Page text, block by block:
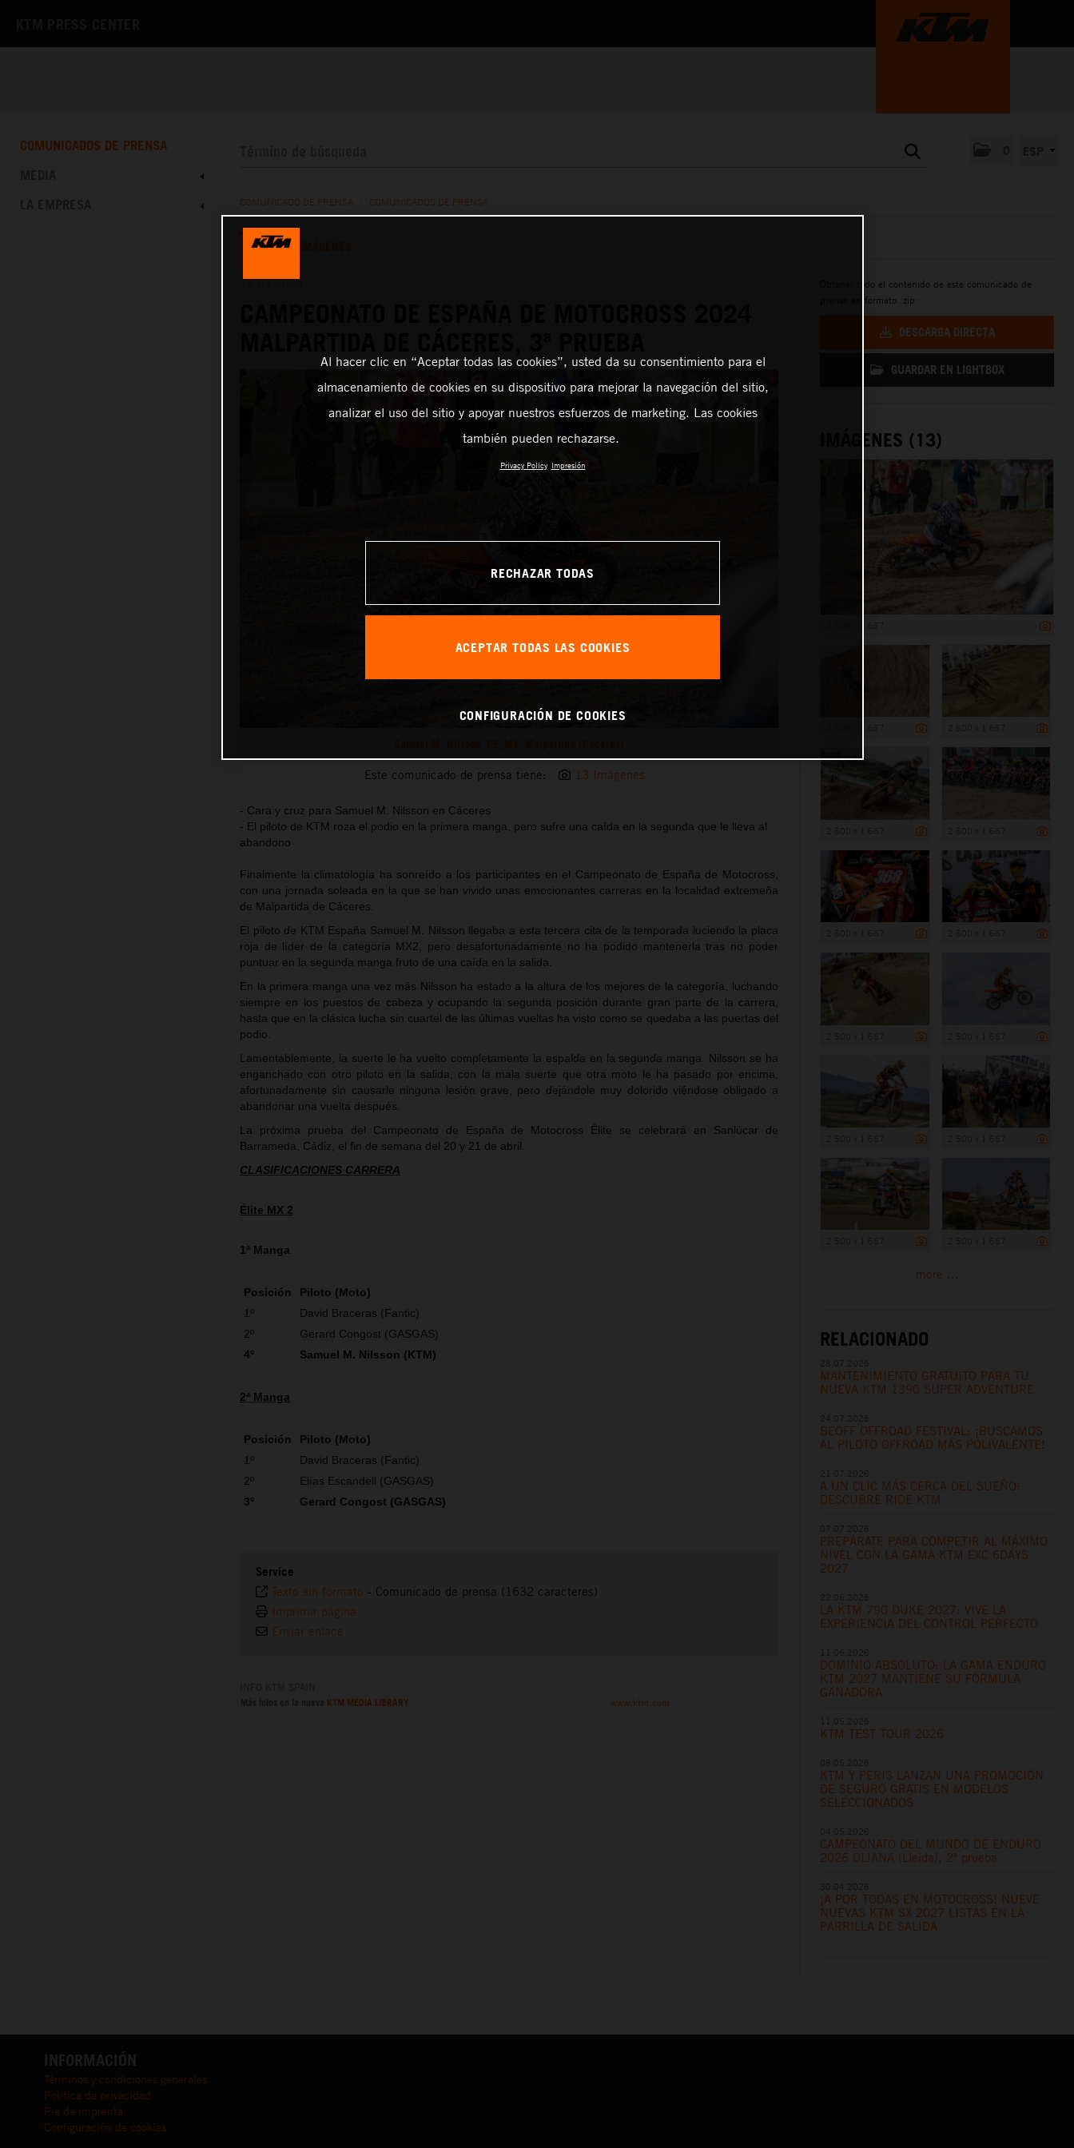
COMUNICADOS DE PRENSA
COMUNICADO DE PRENSA COMUNICADOS DE PRENSA
TEXTO
18.03.2024
Este comunicado de prensa tiene: 13 Imágenes
- Cara y cruz para Samuel M. Nilsson en Cáceres
- El piloto de KTM roza el podio en la primera manga, pero sufre una caída en la segunda que le lleva al
abandono
Finalmente la climatología ha sonreído a los participantes en el Campeonato de España de Motocross,
con una jornada soleada en la que se han vivido unas emocionantes carreras en la localidad extremeña
de Malpartida de Cáceres.
El piloto de KTM España Samuel M. Nilsson llegaba a esta tercera cita de la temporada luciendo la placa
roja de líder de la categoría MX2, pero desafortunadamente no ha podido mantenerla tras no poder
puntuar en la segunda manga fruto de una caída en la salida.
En la primera manga una vez más Nilsson ha estado a la altura de los mejores de la categoría, luchando
siempre en los puestos de cabeza y ocupando la segunda posición durante gran parte de la carrera,
hasta que en la clásica lucha sin cuartel de las últimas vueltas ha visto como se quedaba a las puertas del
podio.
Lamentablemente, la suerte le ha vuelto completamente la espalda en la segunda manga. Nilsson se ha
enganchado con otro piloto en la salida, con la mala suerte que otra moto le ha pasado por encima,
afortunadamente sin causarle ninguna lesión grave, pero dejándole muy dolorido viéndose obligado a
abandonar una vuelta después.
La próxima prueba del Campeonato de España de Motocross Élite se celebrará en Sanlúcar de
Barrameda, Cádiz, el fin de semana del 20 y 21 de abril.
CLASIFICACIONES CARRERA
Élite MX 2
1ª Manga
Posición
Piloto (Moto)
1º
David Braceras (Fantic)
2º
Gerard Congost (GASGAS)
4º
Samuel M. Nilsson (KTM)
2ª Manga
Posición
Piloto (Moto)
1º
David Braceras (Fantic)
2º
Elías Escandell (GASGAS)
3º
Gerard Congost (GASGAS)
Service
Texto sin formato - Comunicado de prensa (1632 caracteres)
Imprimir página
Enviar enlace
KTM MEDIA LIBRARY www.ktm.com
Obtener todo el contenido de este comunicado de
prensa en formato .zip:
DESCARGA DIRECTA
GUARDAR EN LIGHTBOX
IMÁGENES (13)
more ...
RELACIONADO
MANTENIMIENTO GRATUITO PARA TU
NUEVA KTM 1390 SUPER ADVENTURE
BEOFF OFFROAD FESTIVAL: ¡BUSCAMOS
AL PILOTO OFFROAD MÁS POLIVALENTE!
A UN CLIC MÁS CERCA DEL SUEÑO:
DESCUBRE RIDE KTM
PREPÁRATE PARA COMPETIR AL MÁXIMO
NIVEL CON LA GAMA KTM EXC 6DAYS
2027
LA KTM 790 DUKE 2027: VIVE LA
EXPERIENCIA DEL CONTROL PERFECTO
DOMINIO ABSOLUTO: LA GAMA ENDURO
KTM 2027 MANTIENE SU FÓRMULA
GANADORA
KTM TEST TOUR 2026
KTM Y PERIS LANZAN UNA PROMOCIÓN
DE SEGURO GRATIS EN MODELOS
SELECCIONADOS
CAMPEONATO DEL MUNDO DE ENDURO
2026 OLIANA (Lleida), 2ª prueba
¡A POR TODAS EN MOTOCROSS! NUEVE
NUEVAS KTM SX 2027 LISTAS EN LA
PARRILLA DE SALIDA
INFORMACIÓN
Términos y condiciones generales
Política de privacidad
Pie de imprenta
Configuración de cookies
Al hacer clic en “Aceptar todas las cookies”, usted da su consentimiento para el
almacenamiento de cookies en su dispositivo para mejorar la navegación del sitio,
analizar el uso del sitio y apoyar nuestros esfuerzos de marketing. Las cookies
también pueden rechazarse.
Privacy Policy Impresión
RECHAZAR TODAS
ACEPTAR TODAS LAS COOKIES
CONFIGURACIÓN DE COOKIES